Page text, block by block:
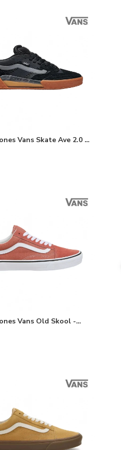
Vans Skate Ave 2.0 -
Vans Old Skool -